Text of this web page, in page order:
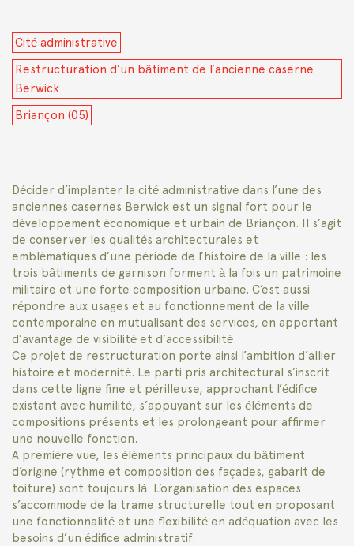
Cité administrative
Restructuration d’un bâtiment de l’ancienne caserne
Berwick
Briançon (05)
Décider d’implanter la cité administrative dans l’une des
anciennes casernes Berwick est un signal fort pour le
développement économique et urbain de Briançon. Il s’agit
de conserver les qualités architecturales et
emblématiques d’une période de l’histoire de la ville : les
trois bâtiments de garnison forment à la fois un patrimoine
militaire et une forte composition urbaine. C’est aussi
répondre aux usages et au fonctionnement de la ville
contemporaine en mutualisant des services, en apportant
d’avantage de visibilité et d’accessibilité.
Ce projet de restructuration porte ainsi l’ambition d’allier
histoire et modernité. Le parti pris architectural s’inscrit
dans cette ligne fine et périlleuse, approchant l’édifice
existant avec humilité, s’appuyant sur les éléments de
compositions présents et les prolongeant pour affirmer
une nouvelle fonction.
A première vue, les éléments principaux du bâtiment
d’origine (rythme et composition des façades, gabarit de
toiture) sont toujours là. L’organisation des espaces
s’accommode de la trame structurelle tout en proposant
une fonctionnalité et une flexibilité en adéquation avec les
besoins d’un édifice administratif.